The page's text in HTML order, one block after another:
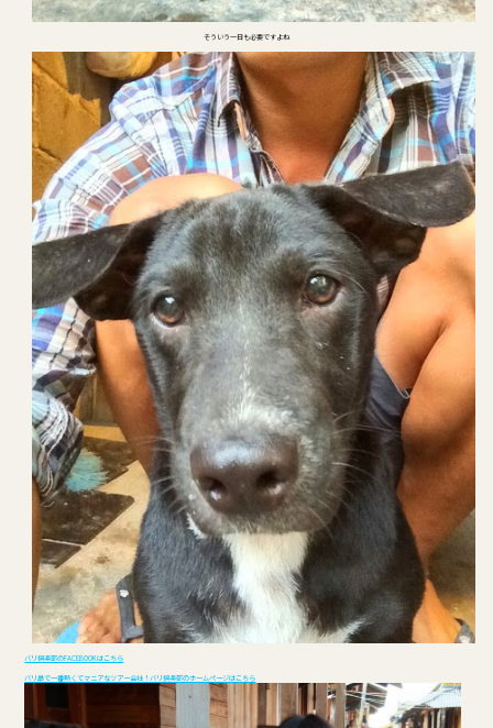
そういう一日も必要ですよね
バリ倶楽部のFACEBOOKはこちら
バリ島で一番熱くてマニアなツアー会社！バリ倶楽部のホームページはこちら